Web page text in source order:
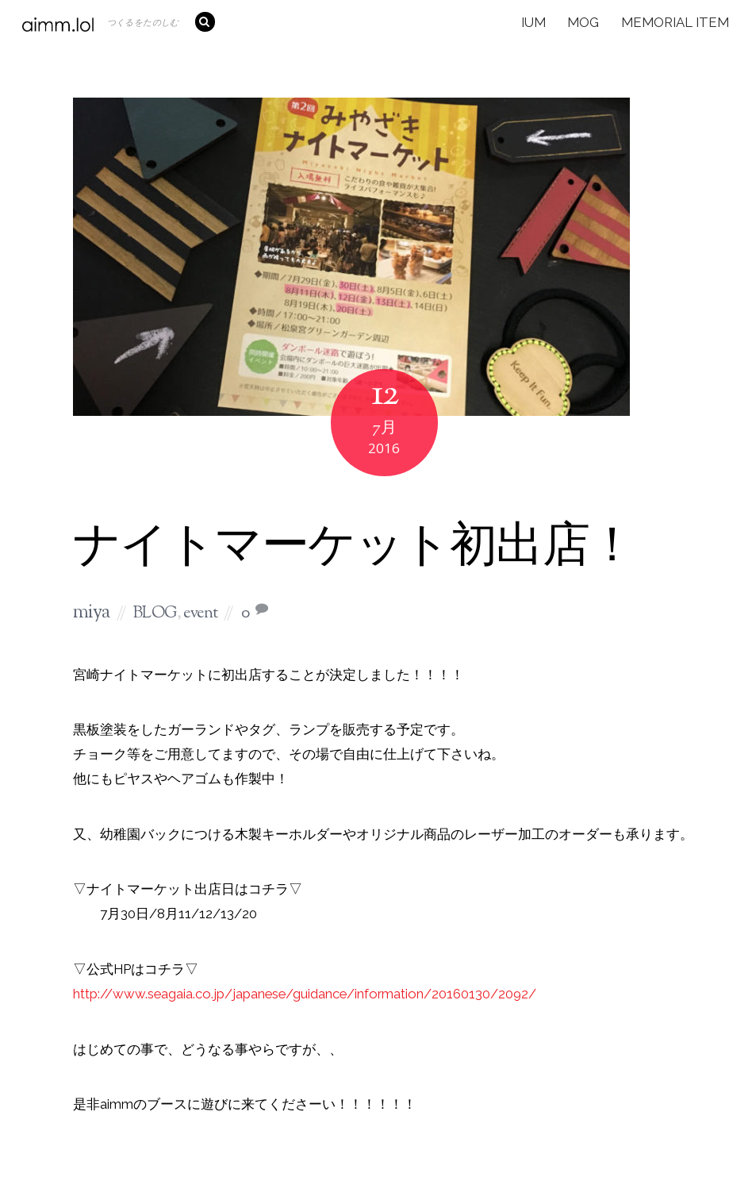
つくるをたのしむ IUM MOG MEMORIAL ITEM
12
7月
2016
ナイトマーケット初出店！
miya BLOG,event 0
宮崎ナイトマーケットに初出店することが決定しました！！！！
黒板塗装をしたガーランドやタグ、ランプを販売する予定です。
チョーク等をご用意してますので、その場で自由に仕上げて下さいね。
他にもピヤスやヘアゴムも作製中！
又、幼稚園バックにつける木製キーホルダーやオリジナル商品のレーザー加工のオーダーも承ります。
▽ナイトマーケット出店日はコチラ▽
7月30日/8月11/12/13/20
▽公式HPはコチラ▽
http://www.seagaia.co.jp/japanese/guidance/information/20160130/2092/
はじめての事で、どうなる事やらですが、、
是非aimmのブースに遊びに来てくださーい！！！！！！